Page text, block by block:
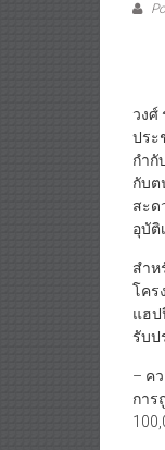
วงศ์
ประ
กำกั
กับต
สะด
อุบัติ
สำห
โคร
แฮป
รับป
– ค
การ